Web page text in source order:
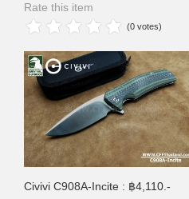
Rate this item
(0 votes)
Civivi C908A-Incite : ฿4,110.-